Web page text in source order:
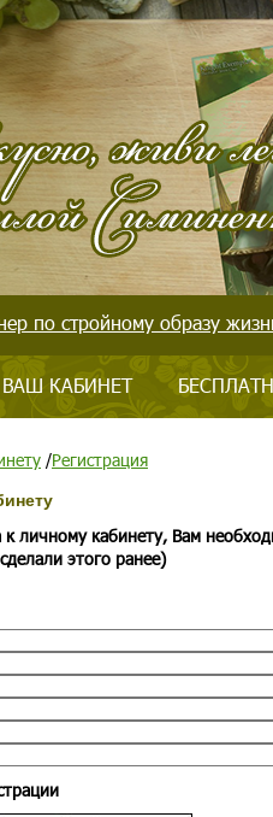
по стройному образу
ВАШ КАБИНЕТ
/Регистрация
личному кабинету, Вам
этого ранее)